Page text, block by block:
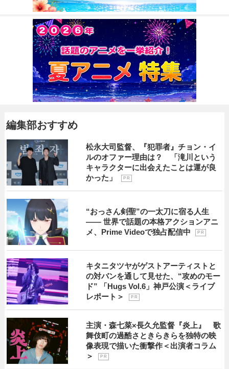
編集部おすすめ
松永大司監督、『犯罪者』チョン・イ
ルのオファー理由は？ 「滝川という
キャラクターに出会えたことは運が良
かった」
P R
“おっさん剣聖”の一太刀に宿る人生
―― 世界で話題の本格アクションアニ
メ、Prime Videoで独占配信中
P R
キタニタツヤがゲストアーティストと
の対バンを通して見せた、“攻めのモー
ド” 「Hugs Vol.6」神戸公演＜ライブ
レポート＞
P R
主演・森七菜×長久允監督『炎上』 歌
舞伎町の過酷さときらきらを独特の映
像表現で描いた衝撃作＜出演者コラム
＞
P R